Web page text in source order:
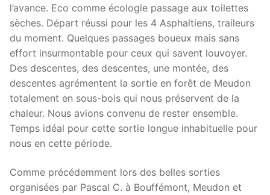
l’avance. Eco comme écologie passage aux toilettes
sèches. Départ réussi pour les 4 Asphaltiens, traileurs
du moment. Quelques passages boueux mais sans
effort insurmontable pour ceux qui savent louvoyer.
Des descentes, des descentes, une montée, des
descentes agrémentent la sortie en forêt de Meudon
totalement en sous-bois qui nous préservent de la
chaleur. Nous avions convenu de rester ensemble.
Temps idéal pour cette sortie longue inhabituelle pour
nous en cette période.
Comme précédemment lors des belles sorties
organisées par Pascal C. à Bouffémont, Meudon et